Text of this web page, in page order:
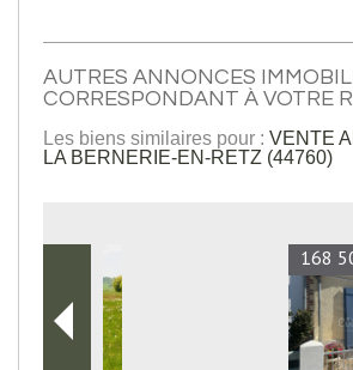
AUTRES ANNONCES
CORRESPONDANT À VOTRE
Les biens similaires pour : VENTE
LA BERNERIE-EN-RETZ (44760)